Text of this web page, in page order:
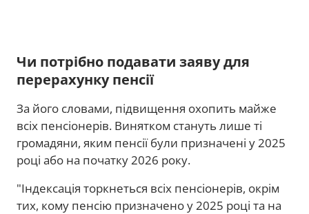
Чи потрібно подавати заяву для
перерахунку пенсії
За його словами, підвищення охопить майже
всіх пенсіонерів. Винятком стануть лише ті
громадяни, яким пенсії були призначені у 2025
році або на початку 2026 року.
"Індексація торкнеться всіх пенсіонерів, окрім
тих, кому пенсію призначено у 2025 році та на